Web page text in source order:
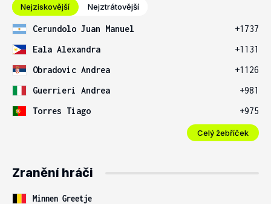
Nejziskovější Nejztrátovější
Cerundolo Juan Manuel
+1737
Eala Alexandra
+1131
Obradovic Andrea
+1126
Guerrieri Andrea
+981
Torres Tiago
+975
Celý žebříček
Zranění hráči
Minnen Greetje